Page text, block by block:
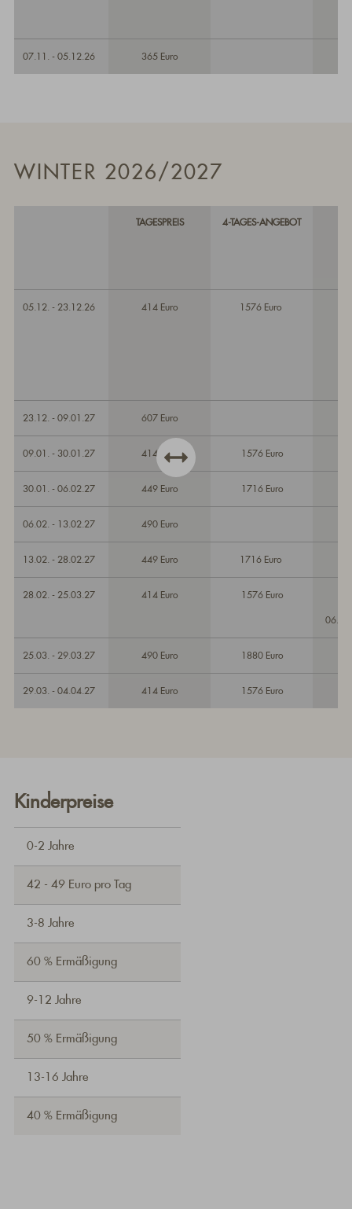
07.11. - 05.12.26 365 Euro
WINTER 2026/2027
TAGESPREIS 4-TAGES-ANGEBOT
05.12. - 23.12.26 414 Euro 1576 Euro
23.12. - 09.01.27 607 Euro
09.01. - 30.01.27 414 Euro 1576 Euro
30.01. - 06.02.27 449 Euro 1716 Euro
06.02. - 13.02.27 490 Euro
13.02. - 28.02.27 449 Euro 1716 Euro
28.02. - 25.03.27 414 Euro 1576 Euro
25.03. - 29.03.27 490 Euro 1880 Euro
29.03. - 04.04.27 414 Euro 1576 Euro
Kinderpreise
0-2 Jahre
42 - 49 Euro pro Tag
3-8 Jahre
60 % Ermäßigung
9-12 Jahre
50 % Ermäßigung
13-16 Jahre
40 % Ermäßigung